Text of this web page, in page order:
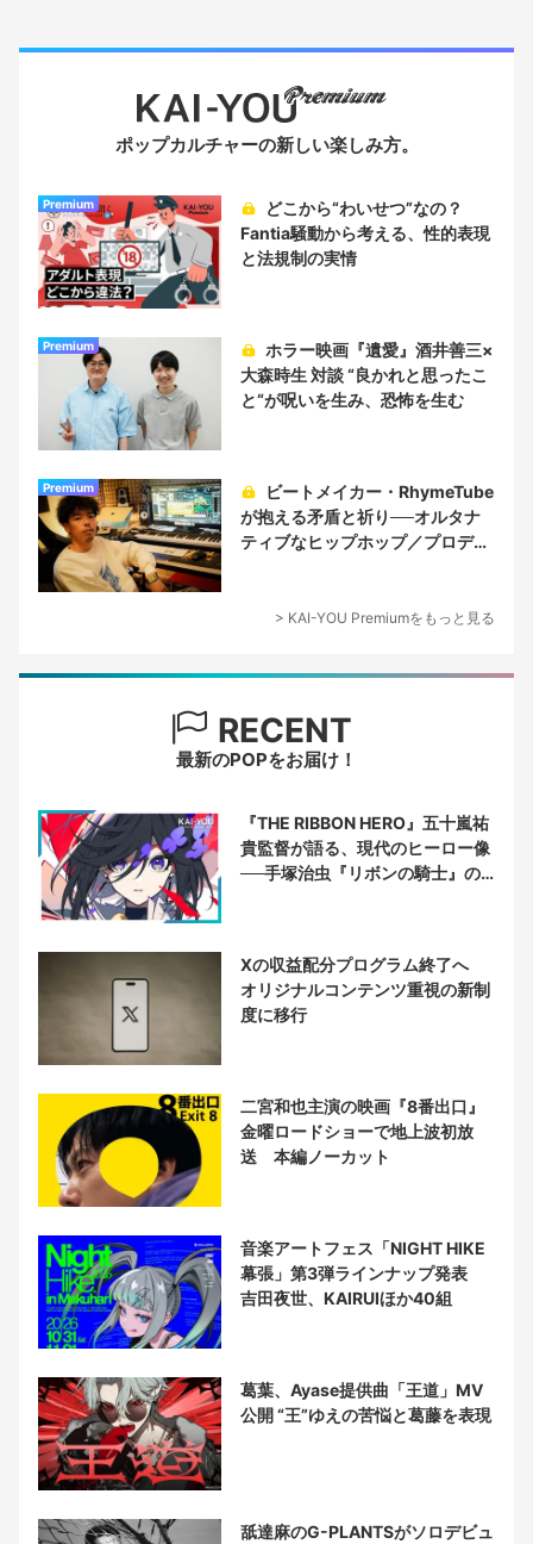
ポップカルチャーの新しい楽しみ方。
Premium
Fantia騒動から考える、性的表現
と法規制の実情
Premium
大森時生 対談 “良かれと思ったこ
と“が呪いを生み、恐怖を生む
Premium
が抱える矛盾と祈り──オルタナ
ティブなヒップホップ／プロデュ
> KAI-YOU Premiumをもっと見る
RECENT
最新のPOPをお届け！
『THE RIBBON HERO』五十嵐祐
貴監督が語る、現代のヒーロー像
──手塚治虫『リボンの騎士』の
Xの収益配分プログラム終了へ
オリジナルコンテンツ重視の新制
度に移行
二宮和也主演の映画『8番出口』
金曜ロードショーで地上波初放
送 本編ノーカット
音楽アートフェス「NIGHT HIKE
幕張」第3弾ラインナップ発表
吉田夜世、KAIRUIほか40組
葛葉、Ayase提供曲「王道」MV
公開 “王”ゆえの苦悩と葛藤を表現
舐達麻のG-PLANTSがソロデビュ